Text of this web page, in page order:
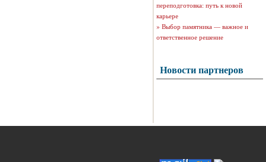
переподготовка: путь к новой
карьере
» Выбор памятника — важное и
ответственное решение
Новости партнеров